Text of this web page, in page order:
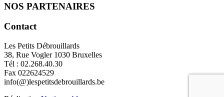
NOS PARTENAIRES
Contact
Les Petits Débrouillards
38, Rue Vogler 1030 Bruxelles
Tél : 02.268.40.30
Fax 022624529
info(@)lespetitsdebrouillards.be